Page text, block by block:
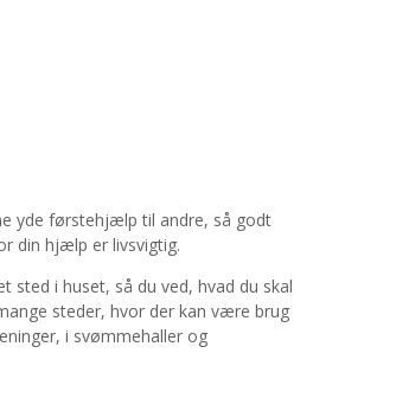
yde førstehjælp til andre, så godt
din hjælp er livsvigtig.
sted i huset, så du ved, hvad du skal
steder, hvor der kan være brug
i svømmehaller og